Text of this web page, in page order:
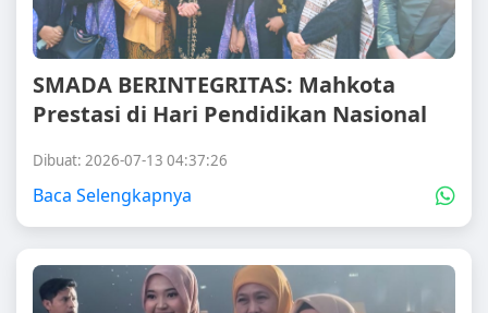
SMADA BERINTEGRITAS: Mahkota
Prestasi di Hari Pendidikan Nasional
Dibuat: 2026-07-13 04:37:26
Baca Selengkapnya